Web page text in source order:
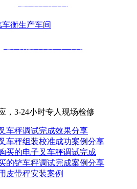
，3-24小时专人现场检修